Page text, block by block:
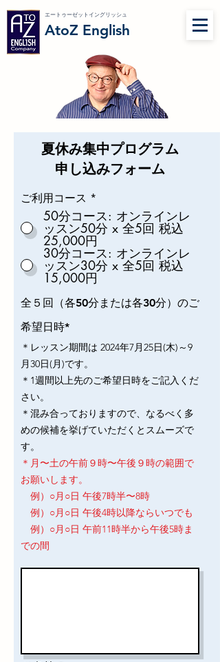
AtoZ English
エートゥーゼットイングリッシュ
夏休み集中プログラム
申し込みフォーム
ご利用コース *
50分コース: オンラインレ
ッスン50分 x 全5回 税込
25,000円
30分コース: オンラインレ
ッスン30分 x 全5回 税込
15,000円
全５回（各50分または各30分）のご
希望日時*
＊レッスン期間は 2024年7月25日(木)～9
月30日(月)です。
＊1週間以上先のご希望日時をご記入くだ
さい。
＊混み合っておりますので、なるべく多
めの候補を挙げていただくとスムーズで
す。
＊月〜土の午前９時〜午後９時の範囲で
お願いします。
例）○月○日 午後7時半〜8時
例）○月○日 午後4時以降ならいつでも
例）○月○日 午前11時半から午後5時ま
での間